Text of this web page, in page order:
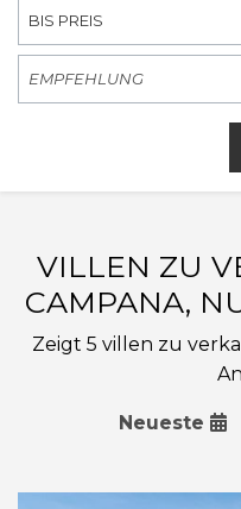
BIS PREIS
VILLEN ZU
CAMPANA,
Zeigt 5 villen zu
Neueste